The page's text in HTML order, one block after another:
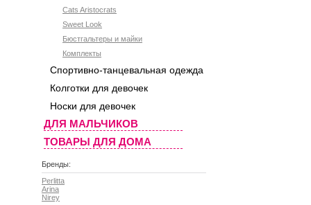
Cats Aristocrats
Sweet Look
Бюстгальтеры и майки
Комплекты
Спортивно-танцевальная одежда
Колготки для девочек
Носки для девочек
ДЛЯ МАЛЬЧИКОВ
ТОВАРЫ ДЛЯ ДОМА
Бренды:
Perlitta
Arina
Nirey